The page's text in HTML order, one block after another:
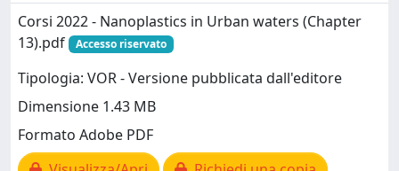
Corsi 2022 - Nanoplastics in Urban waters (Chapter
13).pdf
Accesso riservato
Tipologia: VOR - Versione pubblicata dall'editore
Dimensione 1.43 MB
Formato Adobe PDF